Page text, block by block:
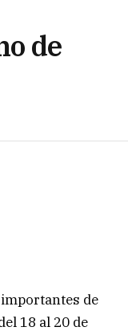
de
de
18 al 20 de